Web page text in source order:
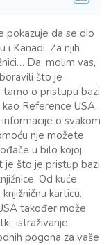
pokazuje da se dio
i Kanadi. Za njih
Da, molim vas,
što je
tamo o pristupu bazi
Reference USA.
o svakom
nje možete
u bilo kojoj
je što je pristup bazi
Od kuće
karticu.
također može
istraživanje
pogona za vaše